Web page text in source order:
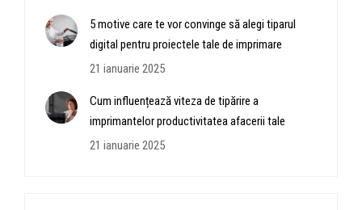
5 motive care te vor convinge să alegi tiparul
digital pentru proiectele tale de imprimare
21 ianuarie 2025
Cum influențează viteza de tipărire a
imprimantelor productivitatea afacerii tale
21 ianuarie 2025